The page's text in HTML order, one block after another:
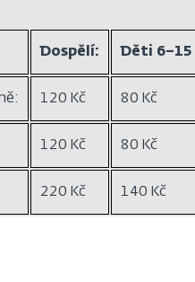
Dospělí: Děti
120 Kč 80 Kč
120 Kč 80 Kč
220 Kč 140 Kč